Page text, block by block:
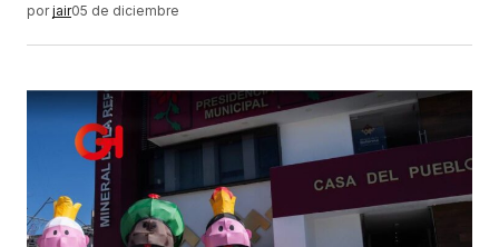
por jair05 de diciembre